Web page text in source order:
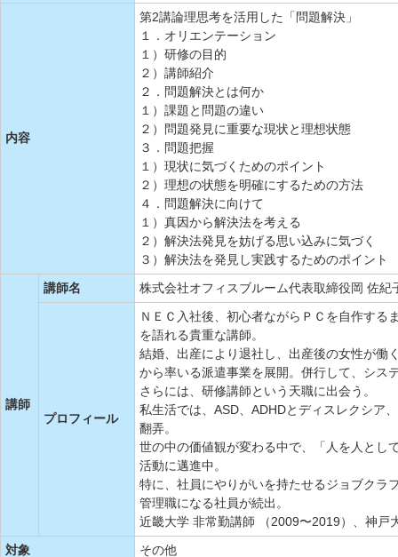
内容
第2講論理思考を活用した「問題解決」
１．オリエンテーション
１）研修の目的
２）講師紹介
２．問題解決とは何か
１）課題と問題の違い
２）問題発見に重要な現状と理想状態
３．問題把握
１）現状に気づくためのポイント
２）理想の状態を明確にするための方法
４．問題解決に向けて
１）真因から解決法を考える
２）解決法発見を妨げる思い込みに気づく
３）解決法を発見し実践するためのポイント
講師
講師名 株式会社オフィスブルーム代表取締役岡 佐紀
プロフィール
ＮＥＣ入社後、初心者ながらＰＣを自作する
を語れる貴重な講師。
結婚、出産により退社し、出産後の女性が働
から率いる派遣事業を展開。併行して、シス
さらには、研修講師という天職に出会う。
私生活では、ASD、ADHDとディスレクシア
翻弄。
世の中の価値観が変わる中で、「人を人とし
活動に邁進中。
特に、社員にやりがいを持たせるジョブクラ
管理職になる社員が続出。
近畿大学 非常勤講師 （2009〜2019）、神戸
対象
その他